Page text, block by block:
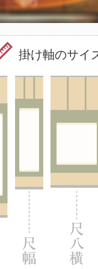
掛け軸のサイ